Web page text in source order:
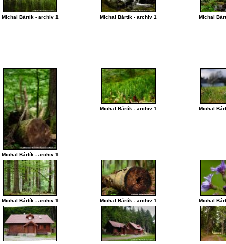
Michal Bártík - archiv 1 Michal Bártík - archiv 1 Michal
Michal Bártík - archiv 1
Michal Bártík - archiv 1 Michal
Michal Bártík - archiv 1 Michal Bártík - archiv 1 Michal